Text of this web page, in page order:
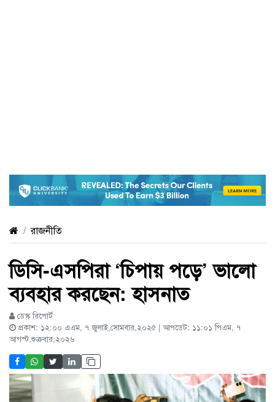
রাজনীতি
ডিসি-এসপিরা ‘চিপায় পড়ে’ ভালো
ব্যবহার করছেন: হাসনাত
ডেস্ক রিপোর্ট
প্রকাশ: ১২:০০ এএম, ৭ জুলাই,সোমবার,২০২৫ | আপডেট: ১১:০১ পিএম, ৭
আগস্ট,শুক্রবার,২০২৬